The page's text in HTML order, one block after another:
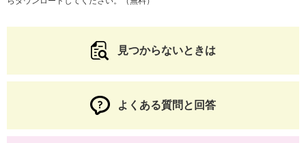
見つからないときは
よくある質問と回答